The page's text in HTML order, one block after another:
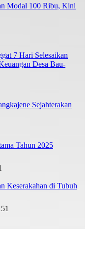
Modal 100 Ribu, Kini
7 Hari Selesaikan
Desa Bau-
Sejahterakan
Tahun 2025
Keserakahan di Tubuh